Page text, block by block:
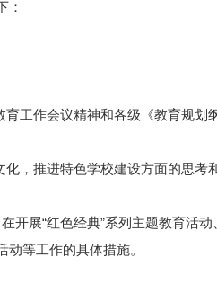
：
育工作会议精神和各级《教育规划
化，推进特色学校建设方面的思考
开展“红色经典”系列主题教育活
等工作的具体措施。